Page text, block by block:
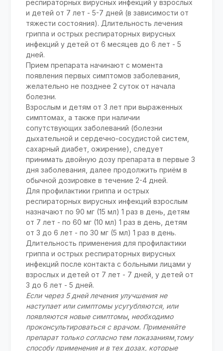
респираторных вирусных инфекций у взрослых
и детей от 7 лет - 5-7 дней (в зависимости от
тяжести состояния). Длительность лечения
гриппа и острых респираторных вирусных
инфекций у детей от 6 месяцев до 6 лет - 5
дней.
Прием препарата начинают с момента
появления первых симптомов заболевания,
желательно не позднее 2 суток от начала
болезни.
Взрослым и детям от 3 лет при выраженных
симптомах, а также при наличии
сопутствующих заболеваний (болезни
дыхательной и сердечно-сосудистой систем,
сахарный диабет, ожирение), следует
принимать двойную дозу препарата в первые 3
дня заболевания, далее продолжить приём в
обычной дозировке в течение 2-4 дней.
Для профилактики гриппа и острых
респираторных вирусных инфекций взрослым
назначают по 90 мг (15 мл) 1 раз в день, детям
от 7 лет - по 60 мг (10 мл) 1 раз в день, детям
от 3 до 6 лет - по 30 мг (5 мл) 1 раз в день.
Длительность применения для профилактики
гриппа и острых респираторных вирусных
инфекций после контакта с больными лицами у
взрослых и детей от 7 лет - 7 дней, у детей от
3 до 6 лет - 5 дней.
Если через 5 дней лечения улучшения не
наступает или симптомы усугубляются, или
появляются новые симптомы, необходимо
проконсультироваться с врачом. Применяйте
препарат только согласно тем показаниям, тому
способу применения и в тех дозах, которые